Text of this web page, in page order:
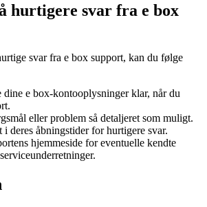
hurtigere svar fra e box
svar fra e box support, kan du følge
dine e box-kontooplysninger klar, når du
eller problem så detaljeret som muligt.
deres åbningstider for hurtigere svar.
hjemmeside for eventuelle kendte